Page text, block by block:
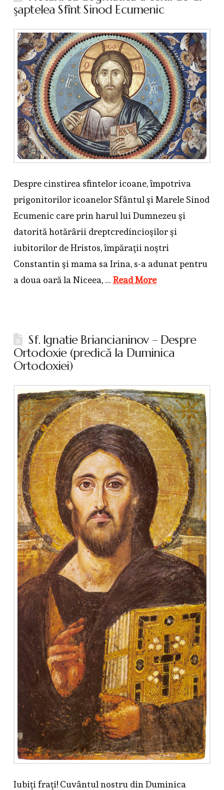
şaptelea Sfînt Sinod Ecumenic
Despre cinstirea sfintelor icoane, împotriva
prigonitorilor icoanelor Sfântul şi Marele Sinod
Ecumenic care prin harul lui Dumnezeu şi
datorită hotărârii dreptcredincioşilor şi
iubitorilor de Hristos, împăraţii noştri
Constantin şi mama sa Irina, s-a adunat pentru
a doua oară la Niceea, … Read More
Sf. Ignatie Briancianinov – Despre
Ortodoxie (predică la Duminica
Ortodoxiei)
Iubiţi fraţi! Cuvântul nostru din Duminica